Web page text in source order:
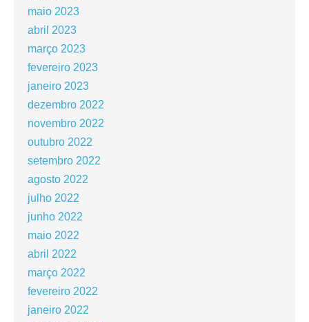
maio 2023
abril 2023
março 2023
fevereiro 2023
janeiro 2023
dezembro 2022
novembro 2022
outubro 2022
setembro 2022
agosto 2022
julho 2022
junho 2022
maio 2022
abril 2022
março 2022
fevereiro 2022
janeiro 2022